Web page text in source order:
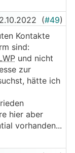
2.10.2022 (#49)
Kontakte
sind:
und nicht
zur
hätte ich
hier aber
vorhanden...